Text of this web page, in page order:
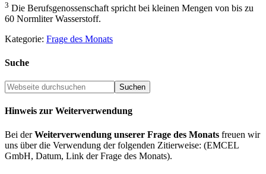
3 Die Berufsgenossenschaft spricht bei kleinen Mengen von bis zu
60 Normliter Wasserstoff.
Kategorie: Frage des Monats
Suche
Hinweis zur Weiterverwendung
Bei derWeiterverwendung unserer Frage des Monats freuen wir
uns über die Verwendung der folgenden Zitierweise: (EMCEL
GmbH, Datum, Link der Frage des Monats).